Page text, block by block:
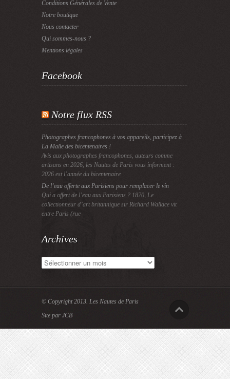
Conditions Générales de Vente
Notre boutique
Nous contacter
Qui sommes-nous ?
Mentions légales
Facebook
Notre flux RSS
Photographes francophones à vos appareils, participez à
La Malle des bicentenaires !
Avis aux photographes francophones, auteurs comme
artisans en 2026, les Nautes de Paris vous informent :
2026 est l’année du bicentenaire
De l’eau offerte aux Parisiens pour remplacer le vin
Qui a offert de l’eau aux Parisiens ? 1870, Le
collectionneur d’art britannique sir Richard Wallace vit
entre Paris (rue
Archives
Archives
© Copyright 2013. Les Nautes de Paris
Site par JCB